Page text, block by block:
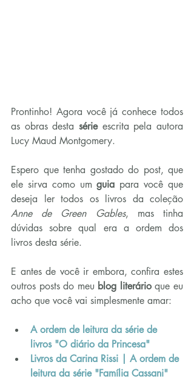
Prontinho! Agora você já conhece todos
as obras desta série escrita pela autora
Lucy Maud Montgomery.
Espero que tenha gostado do post, que
ele sirva como um guia para você que
Anne de Green Gables, mas tinha
dúvidas sobre qual era a ordem dos
livros desta série.
E antes de você ir embora, confira estes
outros posts do meu blog literário que eu
acho que você vai simplesmente amar:
A ordem de leitura da série de
livros "O diário da Princesa"
Livros da Carina Rissi | A ordem de
leitura da série "Família Cassani"